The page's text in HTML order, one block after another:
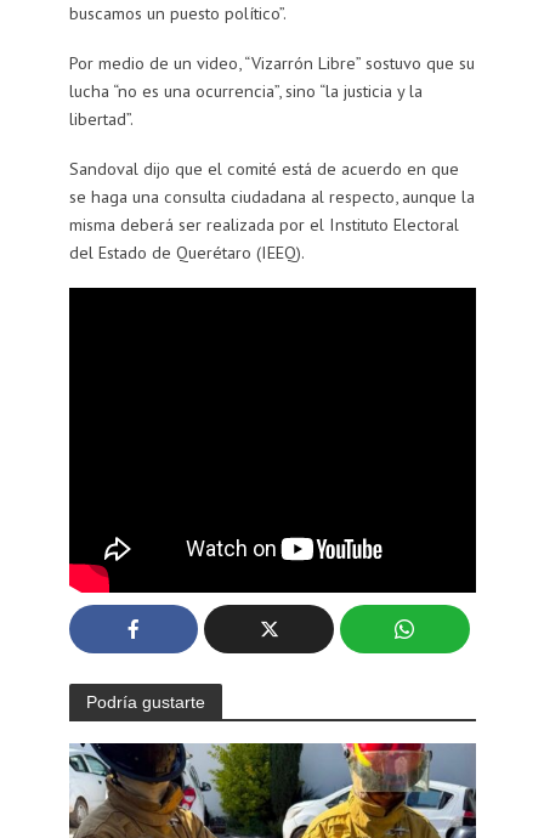
buscamos un puesto político”.
Por medio de un video, “Vizarrón Libre” sostuvo que su
lucha “no es una ocurrencia”, sino “la justicia y la
libertad”.
Sandoval dijo que el comité está de acuerdo en que
se haga una consulta ciudadana al respecto, aunque la
misma deberá ser realizada por el Instituto Electoral
del Estado de Querétaro (IEEQ).
Podría gustarte